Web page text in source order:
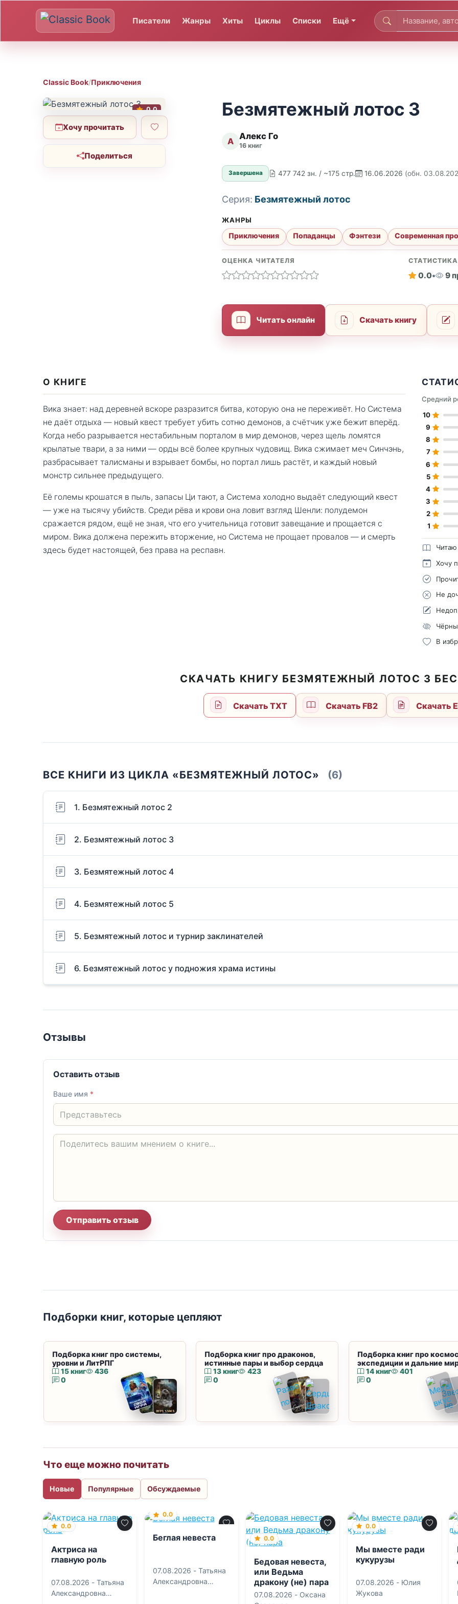
Писатели Жанры Хиты Циклы Списки Ещё
Classic Book/Приключения
0.0
Хочу прочитать
Поделиться
Безмятежный лотос 3
А Алекс Го
16 книг
Завершена 477 742 зн. / ~175 стр. 16.06.2026 (обн.
Серия: Безмятежный лотос
ЖАНРЫ
Приключения Попаданцы Фэнтези Современная
ОЦЕНКА ЧИТАТЕЛЯ СТАТИСТИКА
0.0• 9
Читать онлайн Скачать книгу
О КНИГЕ
Вика знает: над деревней вскоре разразится битва, которую она не переживёт. Но Система
не даёт отдыха — новый квест требует убить сотню демонов, а счётчик уже бежит вперёд.
Когда небо разрывается нестабильным порталом в мир демонов, через щель ломятся
крылатые твари, а за ними — орды всё более крупных чудовищ. Вика сжимает меч Синчэнь,
разбрасывает талисманы и взрывает бомбы, но портал лишь растёт, и каждый новый
монстр сильнее предыдущего.
Её големы крошатся в пыль, запасы Ци тают, а Система холодно выдаёт следующий квест
— уже на тысячу убийств. Среди рёва и крови она ловит взгляд Шенли: полудемон
сражается рядом, ещё не зная, что его учительница готовит завещание и прощается с
миром. Вика должена пережить вторжение, но Система не прощает провалов — и смерть
здесь будет настоящей, без права на респавн.
Средний
10
9
8
7
6
5
4
3
2
1
Читаю
Хочу
Не
В
СКАЧАТЬ КНИГУ БЕЗМЯТЕЖНЫЙ ЛОТОС 3
Скачать TXT Скачать FB2 Скачать
ВСЕ КНИГИ ИЗ ЦИКЛА «БЕЗМЯТЕЖНЫЙ ЛОТОС» (6)
1. Безмятежный лотос 2
2. Безмятежный лотос 3
3. Безмятежный лотос 4
4. Безмятежный лотос 5
5. Безмятежный лотос и турнир заклинателей
6. Безмятежный лотос у подножия храма истины
Отзывы
Оставить отзыв
Ваше имя *
Отправить отзыв
Подборки книг, которые цепляют
Подборка книг про системы,
уровни и ЛитРПГ
15 книг
436
0
Подборка книг про драконов,
истинные пары и выбор сердца
13 книг
423
0
Подборка книг про
экспедиции и дальние
14 книг
401
0
Что еще можно почитать
Новые Популярные Обсуждаемые
0.0
Актриса на
главную роль
07.08.2026 - Татьяна
Александровна
0.0
Беглая невеста
07.08.2026 - Татьяна
Александровна
0.0
Бедовая невеста,
или Ведьма
дракону (не) пара
07.08.2026 - Оксана
0.0
Мы вместе ради
кукурузы
07.08.2026 - Юлия
Жукова